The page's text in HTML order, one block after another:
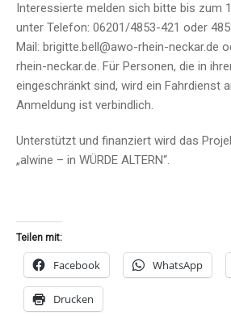
Interessierte melden sich bitte bis zum
unter Telefon: 06201/4853-421 oder
Mail: brigitte.bell@awo-rhein-neckar.de
rhein-neckar.de. Für Personen, die in
eingeschränkt sind, wird ein Fahrdienst
Anmeldung ist verbindlich.
Unterstützt und finanziert wird das
„alwine – in WÜRDE ALTERN“.
Teilen mit:
Facebook WhatsApp
Drucken